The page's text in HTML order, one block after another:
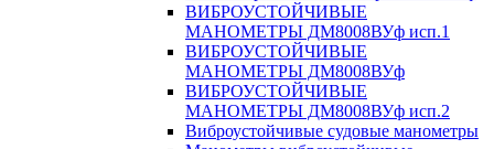
ВИБРОУСТОЙЧИВЫЕ
МАНОМЕТРЫ ДМ8008ВУф исп.1
ВИБРОУСТОЙЧИВЫЕ
МАНОМЕТРЫ ДМ8008ВУф
ВИБРОУСТОЙЧИВЫЕ
МАНОМЕТРЫ ДМ8008ВУф исп.2
Виброустойчивые судовые манометры